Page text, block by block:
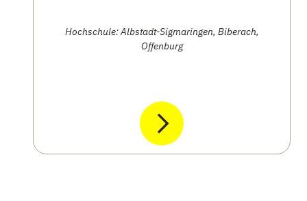
Hochschule: Albstadt-Sigmaringen, Biberach,
Offenburg
mehr anzeigen